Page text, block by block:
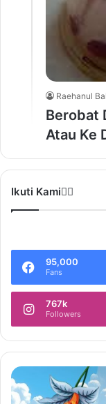
Raehanul
Berobat
Atau Ke
Ikuti Kami❤️‍🔥
95,000
Fans
767k
Followers